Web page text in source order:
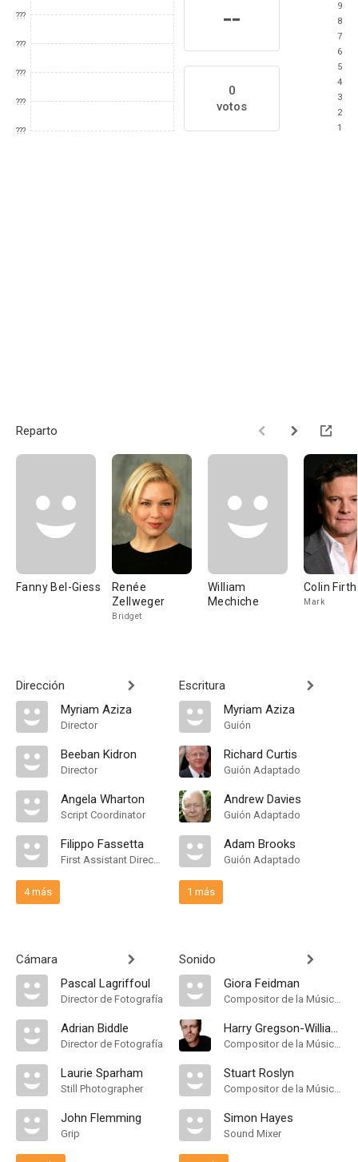
???
???
???
???
???
--
0
votos
9
8
7
6
5
4
3
2
1
Reparto
Fanny Bel-Giess
Renée
Zellweger
Bridget
William
Mechiche
Colin Firth
Mark
Dirección
Myriam Aziza
Director
Beeban Kidron
Director
Angela Wharton
Script Coordinator
Filippo Fassetta
First Assistant Director
4 más
Cámara
Pascal Lagriffoul
Director de Fotografía
Adrian Biddle
Director de Fotografía
Laurie Sparham
Still Photographer
John Flemming
Grip
Escritura
Myriam Aziza
Guión
Richard Curtis
Guión Adaptado
Andrew Davies
Guión Adaptado
Adam Brooks
Guión Adaptado
1 más
Sonido
Giora Feidman
Compositor de la Música Original
Harry Gregson-Williams
Compositor de la Música Original
Stuart Roslyn
Compositor de la Música Original
Simon Hayes
Sound Mixer